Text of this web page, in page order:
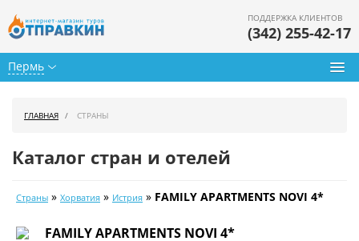
Пермь
ПОДДЕРЖКА КЛИЕНТОВ
(342) 255-42-17
Календарь туров
ГЛАВНАЯ СТРАНЫ
Каталог стран и отелей
Страны » Хорватия » Истрия » FAMILY APARTMENTS NOVI 4*
FAMILY APARTMENTS NOVI 4*